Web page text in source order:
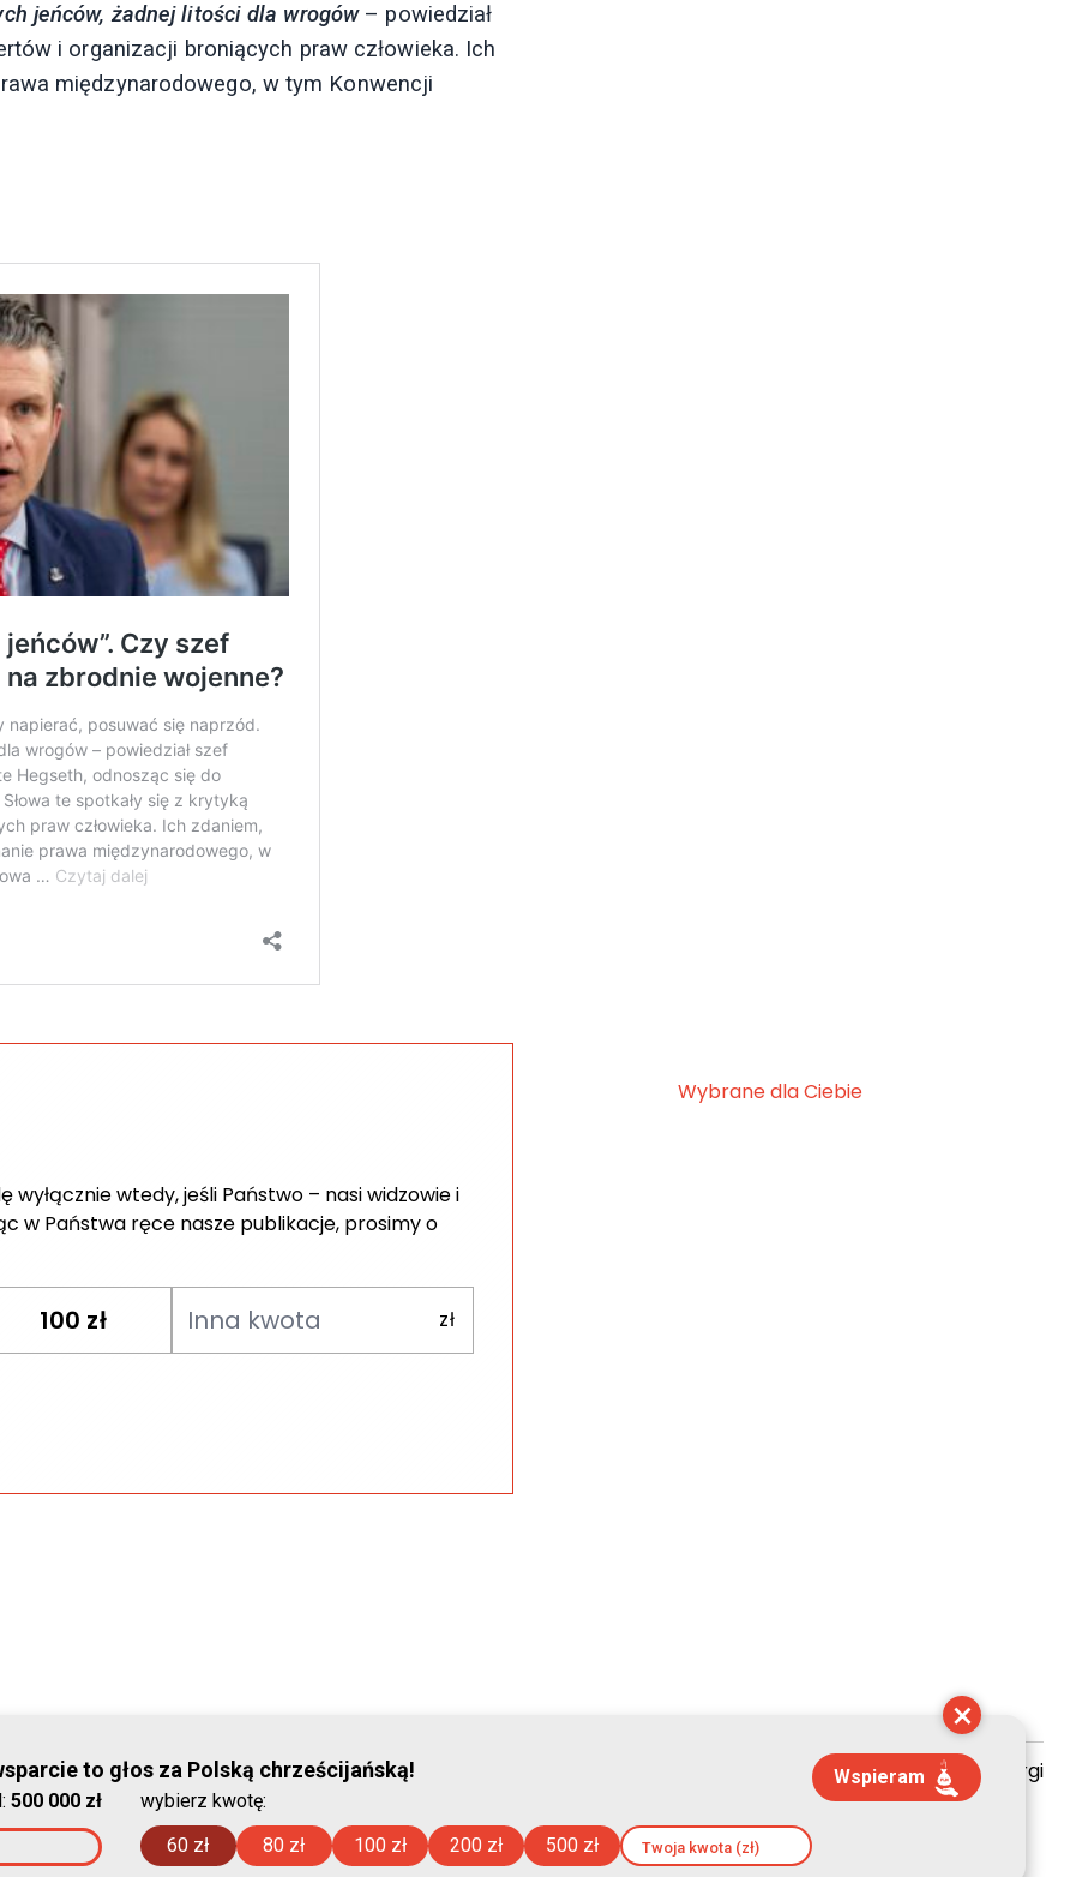
jeńców, żadnej litości dla wrogów– powiedział
i organizacji broniących praw człowieka. Ich
międzynarodowego, w tym Konwencji
wtedy, jeśli Państwo – nasi widzowie i
w Państwa ręce nasze publikacje, prosimy o
100 zł
Wybrane dla Ciebie
© Stowarzyszenie Kultury Chrześcijańskiej im. ks. Piotra Skargi
×
to głos za Polską chrześcijańską!
500 000 zł
wybierz kwotę:
60 zł
80 zł 100 zł 200 zł 500 zł
Wspieram